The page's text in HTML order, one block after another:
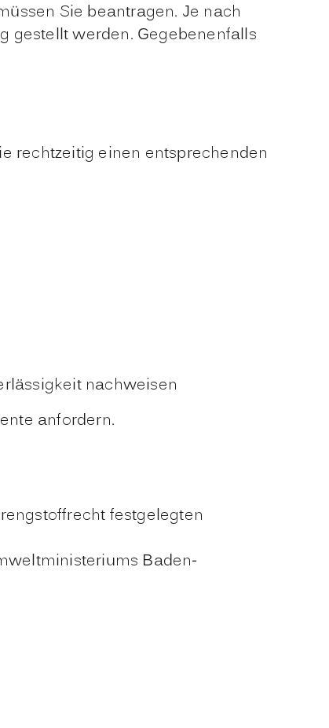
Sie beantragen. Je nach
gestellt werden. Gegebenenfalls
rechtzeitig einen entsprechenden
nachweisen
anfordern.
festgelegten
Baden-